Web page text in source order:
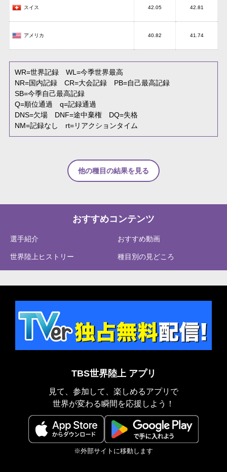
スイス 42.05 42.81
アメリカ 40.82 41.74
WR=世界記録 WL=今季世界最高
NR=国内記録 CR=大会記録 PB=自己最高記録
SB=今季自己最高記録
Q=順位通過 q=記録通過
DNS=欠場 DNF=途中棄権 DQ=失格
NM=記録なし rt=リアクションタイム
他の種目の結果を見る
おすすめコンテンツ
選手紹介 おすすめ動画
世界陸上ヒストリー 種目別の見どころ
TBS世界陸上 アプリ
見て、参加して、楽しめるアプリで
世界が変わる瞬間を応援しよう！
※外部サイトに移動します